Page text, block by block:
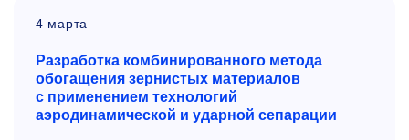
4 марта
Разработка комбинированного метода
обогащения зернистых материалов
с применением технологий
аэродинамической и ударной сепарации